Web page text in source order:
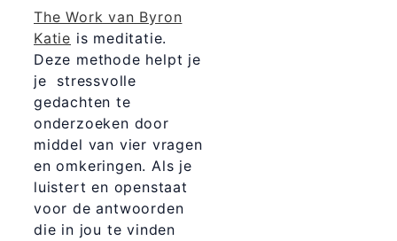
The Work van Byron
Katie is meditatie.
Deze methode helpt je
je stressvolle
gedachten te
onderzoeken door
middel van vier vragen
en omkeringen. Als je
luistert en openstaat
voor de antwoorden
die in jou te vinden